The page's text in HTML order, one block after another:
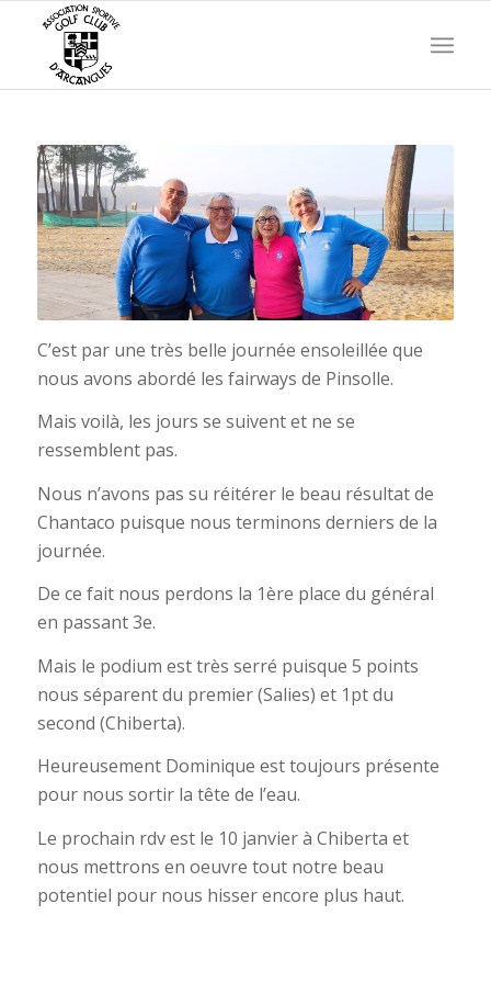
C’est par une très belle journée ensoleillée que
nous avons abordé les fairways de Pinsolle.
Mais voilà, les jours se suivent et ne se
ressemblent pas.
Nous n’avons pas su réitérer le beau résultat de
Chantaco puisque nous terminons derniers de la
journée.
De ce fait nous perdons la 1ère place du général
en passant 3e.
Mais le podium est très serré puisque 5 points
nous séparent du premier (Salies) et 1pt du
second (Chiberta).
Heureusement Dominique est toujours présente
pour nous sortir la tête de l’eau.
Le prochain rdv est le 10 janvier à Chiberta et
nous mettrons en oeuvre tout notre beau
potentiel pour nous hisser encore plus haut.